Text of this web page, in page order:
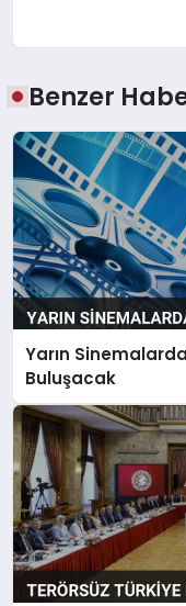
Benzer
Yarın
Buluşacak